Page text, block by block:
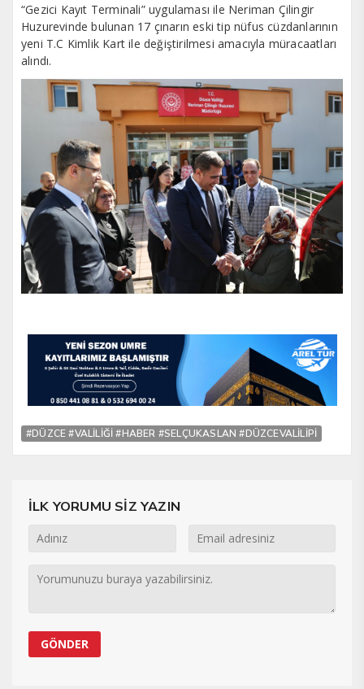
“Gezici Kayıt Terminali” uygulaması ile Neriman Çilingir
Huzurevinde bulunan 17 çınarın eski tip nüfus cüzdanlarının
yeni T.C Kimlik Kart ile değiştirilmesi amacıyla müracaatları
alındı.
#DÜZCE #VALİLİĞİ #HABER #SELÇUKASLAN #DÜZCEVALİLİPİ
İLK YORUMU SİZ YAZIN